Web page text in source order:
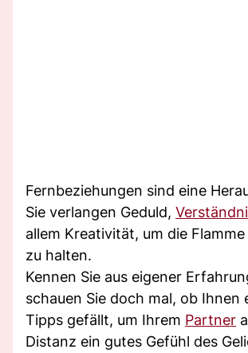
Fernbeziehungen sind eine
Sie verlangen Geduld,
allem Kreativität, um die
zu halten.
Kennen Sie aus eigener
schauen Sie doch mal, ob Ihnen
Tipps gefällt, um Ihrem Partner
Distanz ein gutes Gefühl des